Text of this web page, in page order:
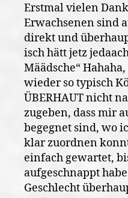
Erstmal vielen
Erwachsenen sind
direkt und
isch hätt jetz
Määdsche“
wieder so typisch
ÜBERHAUT nicht
zugeben, dass mir
begegnet sind, wo
klar zuordnen
einfach gewartet,
aufgeschnappt
Geschlecht